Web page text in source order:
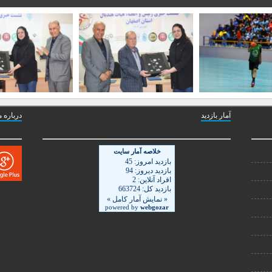
آمار بازدید درباره